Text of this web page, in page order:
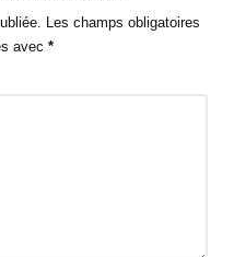
Les champs obligatoires
avec *